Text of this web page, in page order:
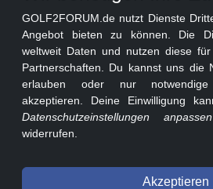
Golf 2 Lackcodes
Sonderversionen
Sonstige Marken
GOLF2FORUM.de nutzt Dienste
Angebot bieten zu können. Die
weltweit Daten und nutzen diese
Partnerschaften. Du kannst uns die
erlauben oder nur notwendige
akzeptieren. Deine Einwilligung
Datenschutzeinstellungen anpassen
widerrufen.
Akzeptieren